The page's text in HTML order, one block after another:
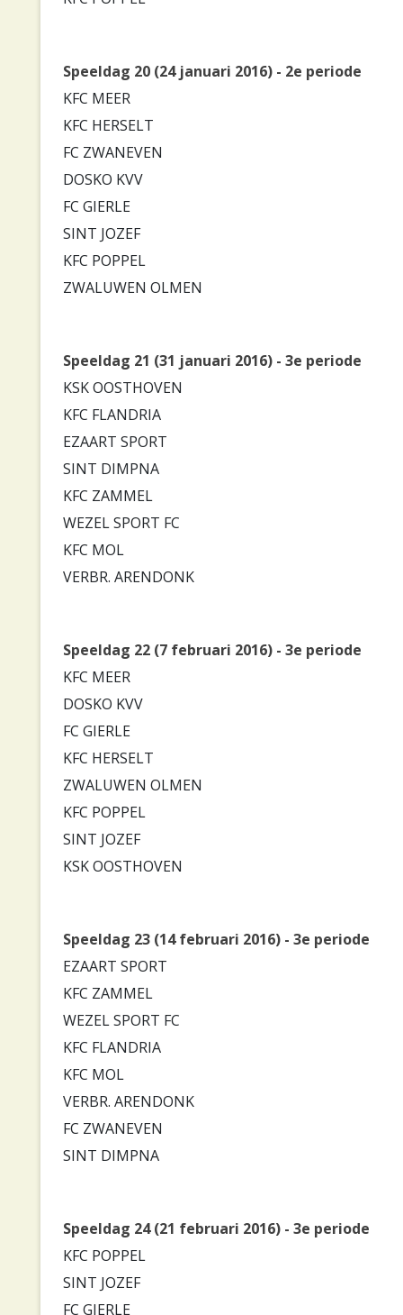
Speeldag 20 (24 januari 2016) - 2e periode
KFC MEER
KFC HERSELT
FC ZWANEVEN
DOSKO KVV
FC GIERLE
SINT JOZEF
KFC POPPEL
ZWALUWEN OLMEN
Speeldag 21 (31 januari 2016) - 3e periode
KSK OOSTHOVEN
KFC FLANDRIA
EZAART SPORT
SINT DIMPNA
KFC ZAMMEL
WEZEL SPORT FC
KFC MOL
VERBR. ARENDONK
Speeldag 22 (7 februari 2016) - 3e periode
KFC MEER
DOSKO KVV
FC GIERLE
KFC HERSELT
ZWALUWEN OLMEN
KFC POPPEL
SINT JOZEF
KSK OOSTHOVEN
Speeldag 23 (14 februari 2016) - 3e periode
EZAART SPORT
KFC ZAMMEL
WEZEL SPORT FC
KFC FLANDRIA
KFC MOL
VERBR. ARENDONK
FC ZWANEVEN
SINT DIMPNA
Speeldag 24 (21 februari 2016) - 3e periode
KFC POPPEL
SINT JOZEF
FC GIERLE